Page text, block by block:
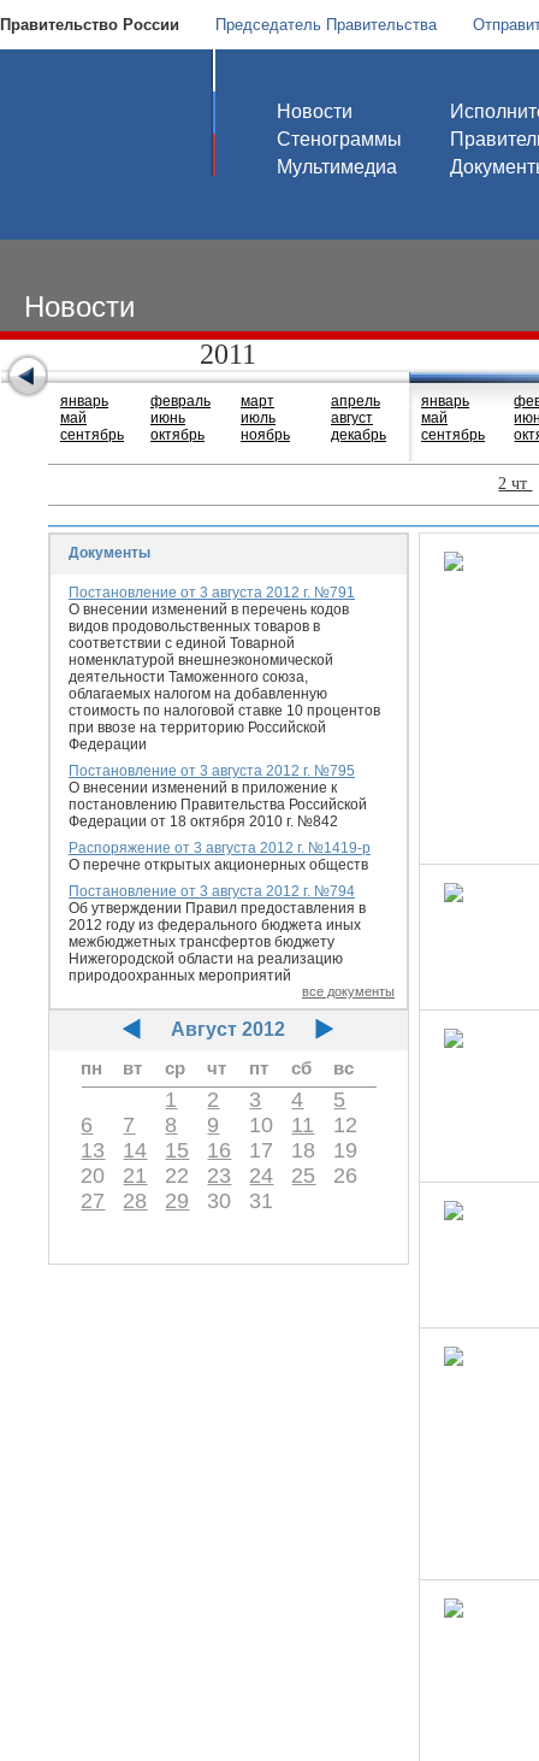
Правительство России Председатель Правительства
Новости
Стенограммы
Мультимедиа
Новости
2011
январь
май
сентябрь
февраль
июнь
октябрь
март
июль
ноябрь
апрель
август
декабрь
январь
май
сентябрь
2 чт
Документы
Постановление от 3 августа 2012 г. №791
О внесении изменений в перечень кодов
видов продовольственных товаров в
соответствии с единой Товарной
номенклатурой внешнеэкономической
деятельности Таможенного союза,
облагаемых налогом на добавленную
стоимость по налоговой ставке 10 процентов
при ввозе на территорию Российской
Федерации
Постановление от 3 августа 2012 г. №795
О внесении изменений в приложение к
постановлению Правительства Российской
Федерации от 18 октября 2010 г. №842
Распоряжение от 3 августа 2012 г. №1419-р
О перечне открытых акционерных обществ
Постановление от 3 августа 2012 г. №794
Об утверждении Правил предоставления в
2012 году из федерального бюджета иных
межбюджетных трансфертов бюджету
Нижегородской области на реализацию
природоохранных мероприятий
все документы
Август 2012
пн
вт ср чт пт сб вс
1 2 3 4
5
6
7 8 9 10 11
12
13
14 15 16 17 18
19
20
21 22 23 24 25
26
27
28 29 30 31